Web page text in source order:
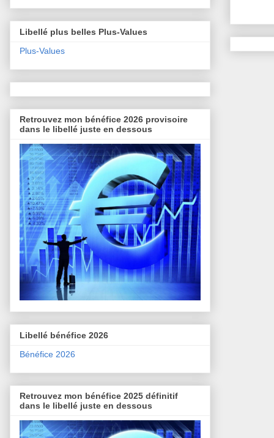
Libellé plus belles Plus-Values
Plus-Values
Retrouvez mon bénéfice 2026 provisoire
dans le libellé juste en dessous
Libellé bénéfice 2026
Bénéfice 2026
Retrouvez mon bénéfice 2025 définitif
dans le libellé juste en dessous